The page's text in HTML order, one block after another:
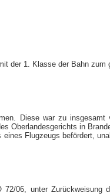
der 1. Klasse der Bahn zum
Diese war zu
Oberlandesgerichts in
Flugzeugs befördert,
06, unter Zurückweisung